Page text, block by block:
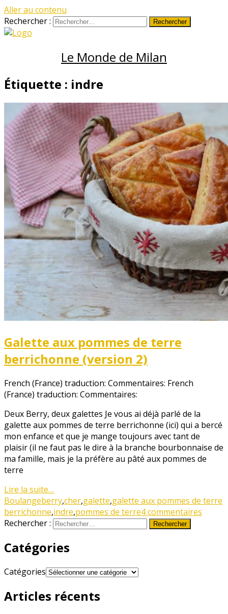
Aller au contenu
Rechercher :
Le Monde de Milan
Étiquette : indre
Galette aux pommes de terre
berrichonne (version 2)
French (France) traduction: Commentaires: French
(France) traduction: Commentaires:
Deux Berry, deux galettes Je vous ai déjà parlé de la
galette aux pommes de terre berrichonne (ici) qui a bercé
mon enfance et que je mange toujours avec tant de
plaisir (il ne faut pas le dire à la branche bourbonnaise de
ma famille, mais je la préfère au pâté aux pommes de
terre
Lire la suite…
Boulangeberry,cher,galette,galette aux pommes de terre
berrichonne,indre,pommes de terre4 commentaires
Rechercher :
Catégories
Catégories
Articles récents